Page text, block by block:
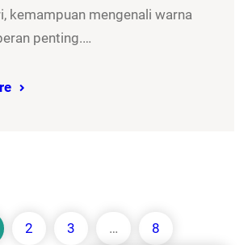
kemampuan mengenali warna
penting.…
2 3 … 8